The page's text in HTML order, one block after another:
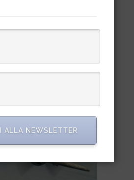
€24,50
ALLA NEWSLETTER